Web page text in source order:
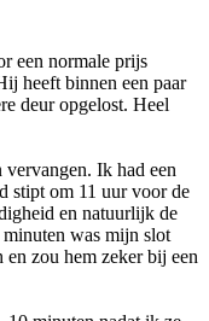
een normale prijs
heeft binnen een paar
deur opgelost. Heel
Ik had een
stipt om 11 uur voor de
en natuurlijk de
was mijn slot
zou hem zeker bij een